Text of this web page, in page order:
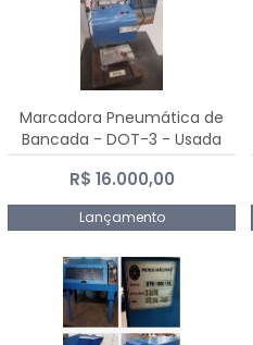
Marcadora Pneumática de
Bancada - DOT-3 - Usada
R$ 16.000,00
Lançamento